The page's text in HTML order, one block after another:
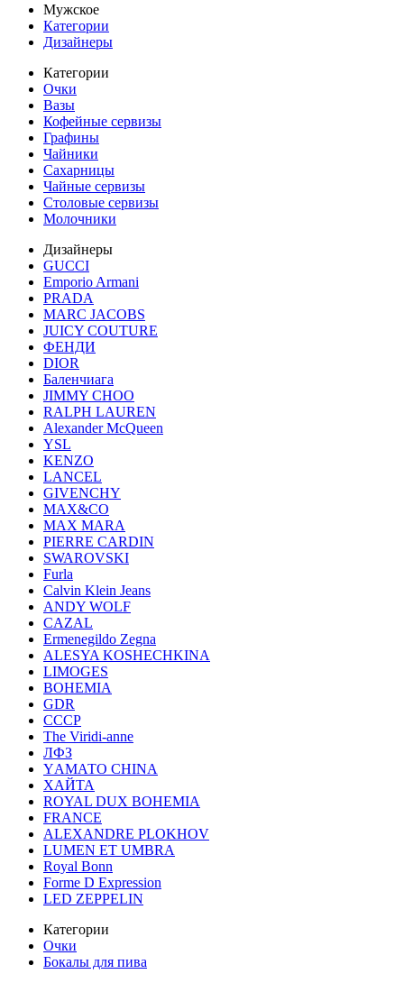
Мужское
Категории
Дизайнеры
Категории
Очки
Вазы
Кофейные сервизы
Графины
Чайники
Сахарницы
Чайные сервизы
Столовые сервизы
Молочники
Дизайнеры
GUCCI
Emporio Armani
PRADA
MARC JACOBS
JUICY COUTURE
ФЕНДИ
DIOR
Баленчиага
JIMMY CHOO
RALPH LAUREN
Alexander McQueen
YSL
KENZO
LANCEL
GIVENCHY
MAX&CO
MAX MARA
PIERRE CARDIN
SWAROVSKI
Furla
Calvin Klein Jeans
ANDY WOLF
CAZAL
Ermenegildo Zegna
ALESYA KOSHECHKINA
LIMOGES
BOHEMIA
GDR
СССР
The Viridi-anne
ЛФЗ
YАМАТО CHINA
ХАЙТА
ROYAL DUX BOHEMIA
FRANCE
ALEXANDRE PLOKHOV
LUMEN ET UMBRA
Royal Bonn
Forme D Expression
LED ZEPPELIN
Категории
Очки
Бокалы для пива